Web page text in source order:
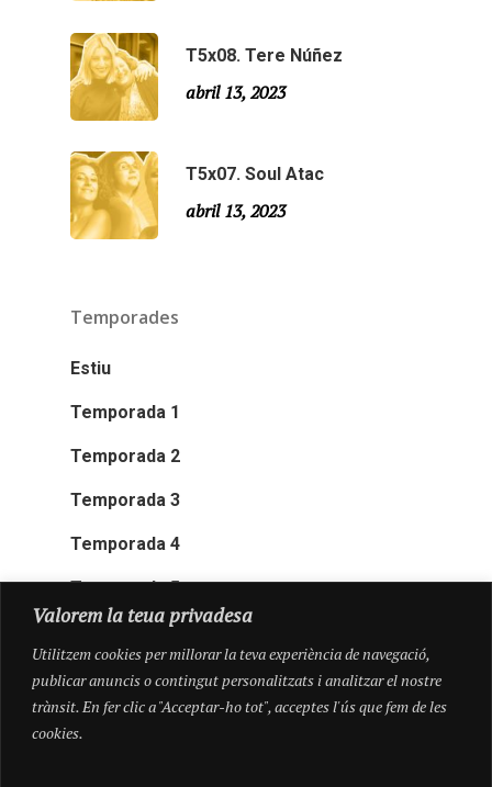
Valorem la teua privadesa
Utilitzem cookies per millorar la teva experiència de navegació,
publicar anuncis o contingut personalitzats i analitzar el nostre
trànsit. En fer clic a "Acceptar-ho tot", acceptes l'ús que fem de les
cookies.
T5x08. Tere Núñez
abril 13, 2023
T5x07. Soul Atac
abril 13, 2023
Temporades
Estiu
Temporada 1
Temporada 2
Temporada 3
Temporada 4
Temporada 5